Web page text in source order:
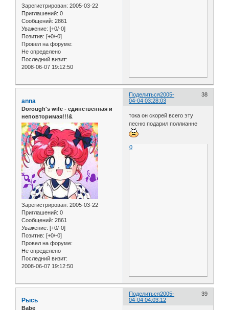
Зарегистрирован: 2005-03-22
Приглашений: 0
Сообщений: 2861
Уважение: [+0/-0]
Позитив: [+0/-0]
Провел на форуме:
Не определено
Последний визит:
2008-06-07 19:12:50
Поделиться 38
2005-
04-04 03:28:03
anna
Dorough's wife - единственная и
неповторимая!!!&
Зарегистрирован: 2005-03-22
Приглашений: 0
Сообщений: 2861
Уважение: [+0/-0]
Позитив: [+0/-0]
Провел на форуме:
Не определено
Последний визит:
2008-06-07 19:12:50
тока он скорей всего эту
песню подарил поллианне
0
Поделиться 39
2005-
04-04 04:03:12
Рысь
Babe